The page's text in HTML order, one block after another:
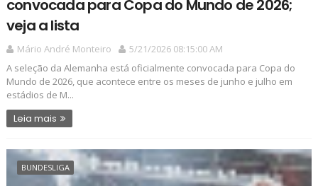
convocada para Copa do Mundo de 2026;
veja a lista
Mário André Monteiro
5/21/2026 08:15:00 AM
A seleção da Alemanha está oficialmente convocada para Copa do
Mundo de 2026, que acontece entre os meses de junho e julho em
estádios de M...
Leia mais
BUNDESLIGA